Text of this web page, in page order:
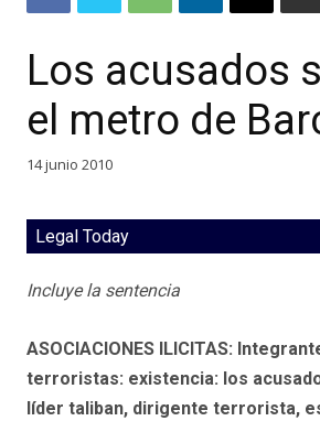
Los acusados
el metro de
14 junio 2010
Legal Today
Incluye la sentencia
ASOCIACIONES ILICITAS:
terroristas: existencia: los
líder taliban, dirigente terrorista,